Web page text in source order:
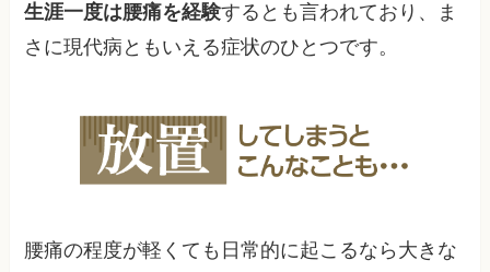
生涯一度は腰痛を経験するとも言われており、ま
さに現代病ともいえる症状のひとつです。
腰痛の程度が軽くても日常的に起こるなら大きな